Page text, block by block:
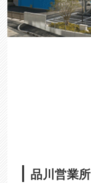
品川営業所